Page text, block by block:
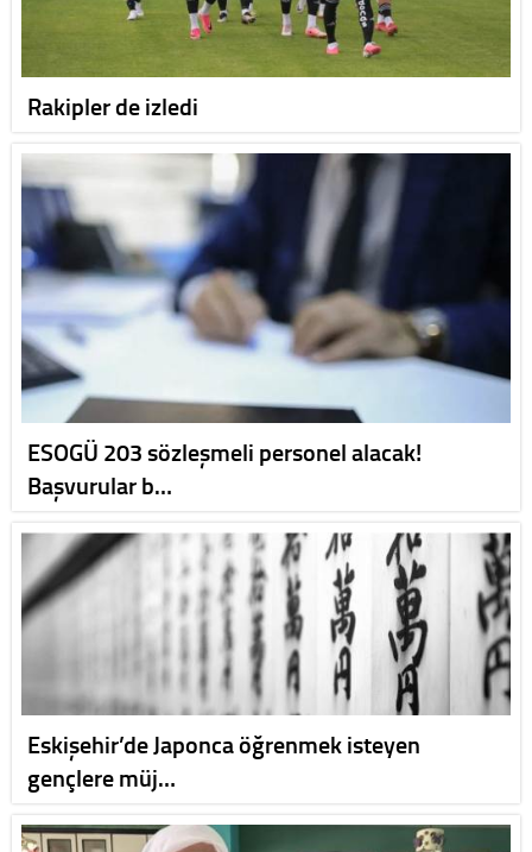
Rakipler de izledi
ESOGÜ 203 sözleşmeli personel alacak!
Başvurular b…
Eskişehir’de Japonca öğrenmek isteyen
gençlere müj…